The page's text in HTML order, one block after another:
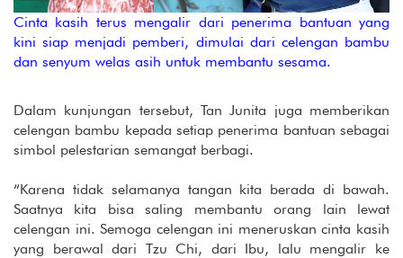
Cinta kasih terus mengalir dari penerima bantuan yang
kini siap menjadi pemberi, dimulai dari celengan bambu
dan senyum welas asih untuk membantu sesama.
Dalam kunjungan tersebut, Tan Junita juga memberikan
celengan bambu kepada setiap penerima bantuan sebagai
simbol pelestarian semangat berbagi.
“Karena tidak selamanya tangan kita berada di bawah.
Saatnya kita bisa saling membantu orang lain lewat
celengan ini. Semoga celengan ini meneruskan cinta kasih
yang berawal dari Tzu Chi, dari Ibu, lalu mengalir ke